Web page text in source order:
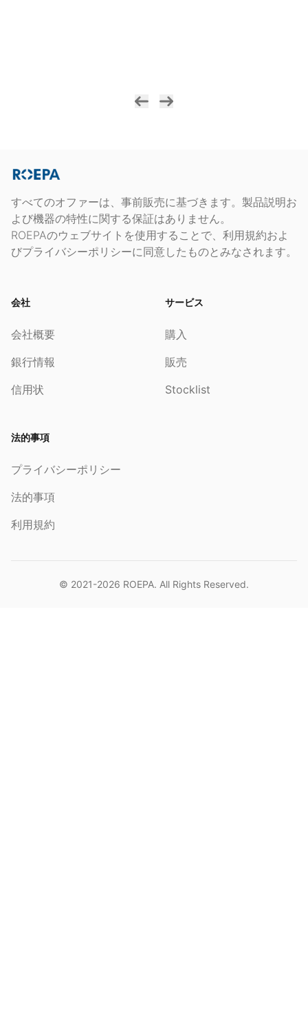
すべてのオファーは、事前販売に基づきます。製品説明お
よび機器の特性に関する保証はありません。
ROEPAのウェブサイトを使用することで、利用規約およ
びプライバシーポリシーに同意したものとみなされます。
会社
会社概要
銀行情報
信用状
サービス
購入
販売
Stocklist
法的事項
プライバシーポリシー
法的事項
利用規約
© 2021-2026 ROEPA. All Rights Reserved.